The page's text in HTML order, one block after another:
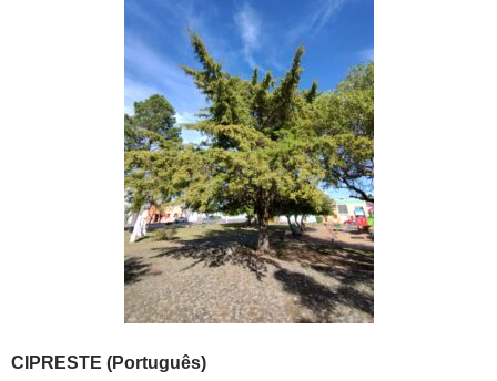
CIPRESTE (Português)